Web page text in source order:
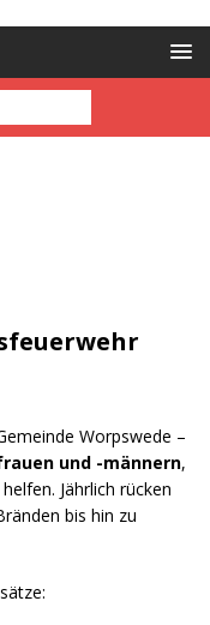
Worpswede –
und -männern,
Jährlich rücken
bis hin zu